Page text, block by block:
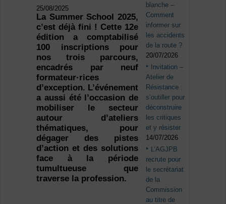
25/08/2025
La Summer School 2025,
c’est déjà fini ! Cette 12e
édition a comptabilisé
100 inscriptions pour
nos trois parcours,
encadrés par neuf
formateur·rices
d’exception. L’événement
a aussi été l’occasion de
mobiliser le secteur
autour d’ateliers
thématiques, pour
dégager des pistes
d’action et des solutions
face à la période
tumultueuse que
traverse la profession.
blanche –
Comment
informer sur
les accidents
de la route ?
20/07/2026
Invitation –
Atelier de
Résistance :
s’outiller pour
déconstruire
les critiques
et y résister
14/07/2026
L’AGJPB
recrute pour
le secrétariat
de la
Commission
au titre de